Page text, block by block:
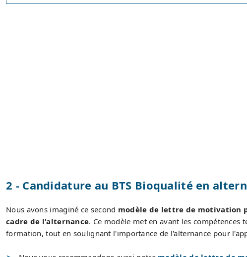
2 - Candidature au BTS Bioqualité en
Nous avons imaginé ce second modèle de lettre de motivation
cadre de l'alternance. Ce modèle met en avant les compétences
formation, tout en soulignant l'importance de l'alternance pour